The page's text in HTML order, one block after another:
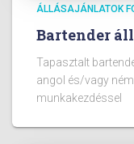
ÁLLÁSAJÁNLATOK
Bartender
Tapasztalt
angol és/vagy
munkakezdéssel